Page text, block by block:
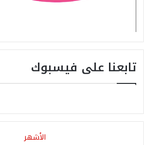
تابعنا على فيسبوك
الأشهر